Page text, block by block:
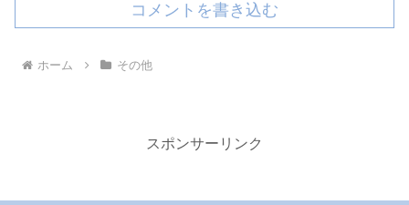
コメントを書き込む
ホーム その他
スポンサーリンク